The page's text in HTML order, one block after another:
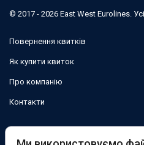
© 2017 - 2026 East West Eurolines.
Повернення квитків
Як купити квиток
Про компанію
Контакти